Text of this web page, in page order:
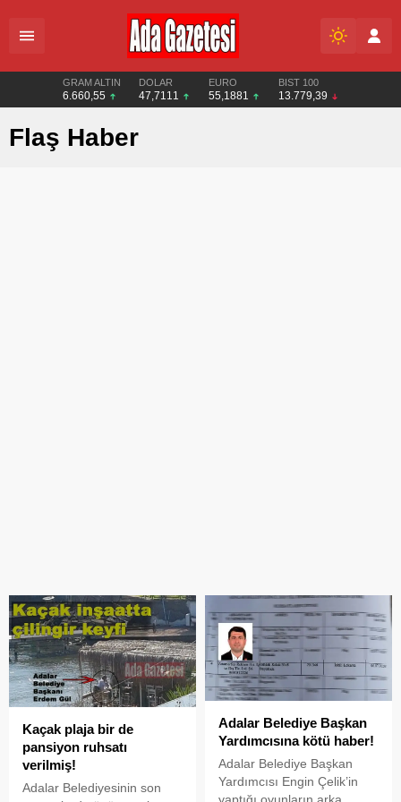
GRAM ALTIN
6.660,55
DOLAR
47,7111
EURO
55,1881
BIST 100
13.779,39
Flaş Haber
Kaçak plaja bir de
pansiyon ruhsatı
verilmiş!
Adalar Belediyesinin son
Adalar Belediye Başkan
Yardımcısına kötü haber!
Adalar Belediye Başkan
Yardımcısı Engin Çelik’in
yaptığı oyunların arka